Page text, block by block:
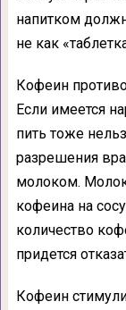
напитком
не как
Кофеин
Если имеется
пить тоже
разрешения
молоком.
кофеина на
количество
придется
Кофеин